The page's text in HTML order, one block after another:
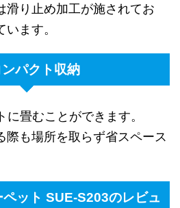
滑り止め加工が施されてお
ます。
ンパクト収納
畳むことができます。
際も場所を取らず省スペース
ット SUE-S203のレビュ